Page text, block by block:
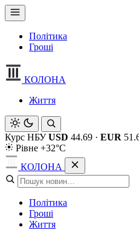
Політика
Гроші
КОЛОНА
Життя
Курс НБУ USD 44.69 · EUR
Рівне +32°C
КОЛОНА
Політика
Гроші
Життя